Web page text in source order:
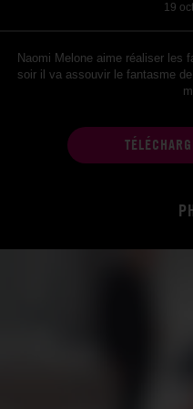
19
Naomi Melone aime réaliser les
soir il va assouvir le fantasme